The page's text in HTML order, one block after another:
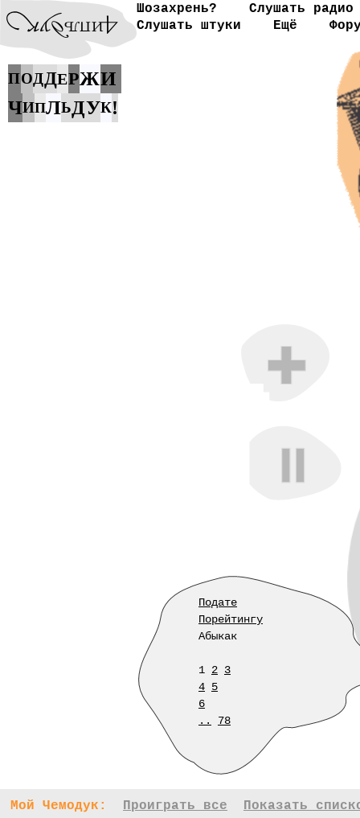
Шозахрень?
Слушать радио
Слушать штуки
Ещё
ПОДДЕРЖИ
ЧИПЛЬДУК!
Подате
Порейтингу
Абыкак
1 2 3
4 5
6
..
78
Мой Чемодук: Проиграть все Показать